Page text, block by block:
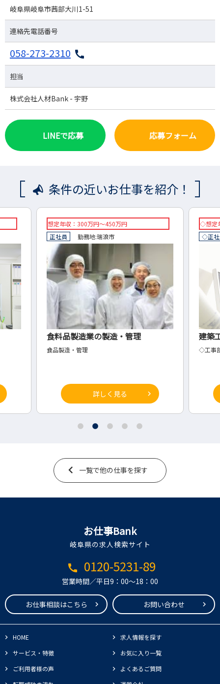
岐阜県岐阜市茜部大川1-51
連絡先電話番号
058-273-2310
担当
株式会社人材Bank - 宇野
LINEで応募 応募フォーム
条件の近いお仕事を紹介！
想定年収：300万円～450万円
正社員
勤務地:瑞浪市
食料品製造業の製造・管理
食品製造・管理
詳しく見る
◇想定
◇正
建築
◇工事
一覧で他の仕事を探す
お仕事Bank
岐阜県の求人検索サイト
call 0120-5231-89
営業時間／平日9：00～18：00
お仕事相談はこちら お問い合わせ
HOME
求人情報を探す
サービス・特徴
お気に入り一覧
ご利用者様の声
よくあるご質問